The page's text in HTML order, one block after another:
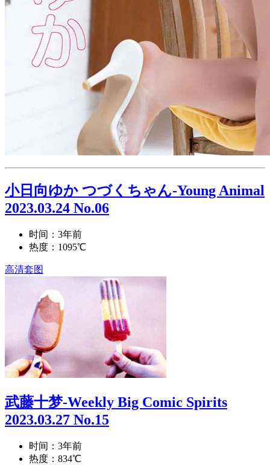
小日向ゆか つづくちゃん-Young Animal
2023.03.24 No.06
时间：3年前
热度：1095℃
高清套图
武藤十梦-Weekly Big Comic Spirits
2023.03.27 No.15
时间：3年前
热度：834℃